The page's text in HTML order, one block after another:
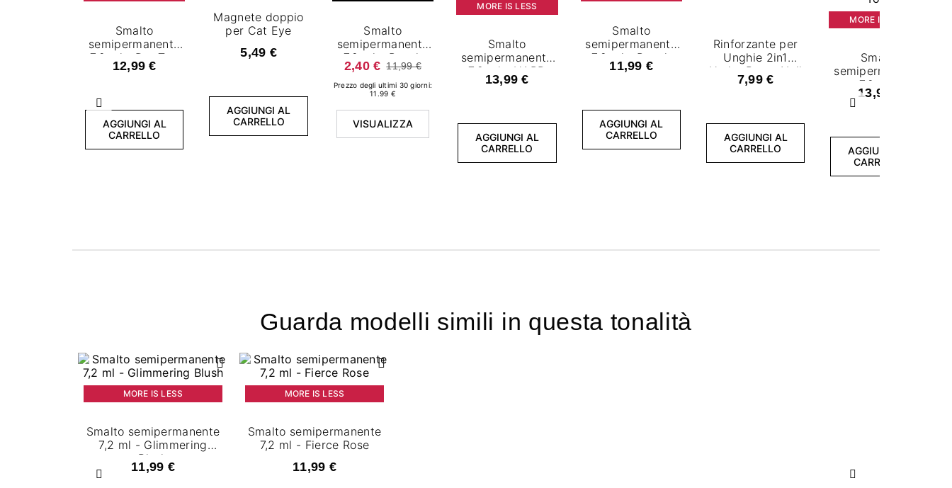
Precedente Successivo
Smalto
semipermanente
7,2 ml - Dry Top
Matte
12,99 €
AGGIUNGI AL
CARRELLO
Magnete doppio
per Cat Eye
5,49 €
AGGIUNGI AL
CARRELLO
Smalto
semipermanente
7,2 ml - Peach
Horizon
2,40 € 11,99 €
Prezzo degli ultimi 30 giorni:
11.99 €
VISUALIZZA
MORE IS LESS
Smalto
semipermanente
7,2 ml - HARD
TOP HIGH
13,99 €
AGGIUNGI AL
CARRELLO
Smalto
semipermanente
7,2 ml - Peach
Glaze
11,99 €
AGGIUNGI AL
CARRELLO
Rinforzante per
Unghie 2in1
Hydro Boost Nail
Hardener &
7,99 €
AGGIUNGI AL
CARRELLO
MORE IS LESS
Smalto
semipermanente
7,2 ml -
Minimalist Color
Base Cloud Tone
13,99 €
AGGIUNGI AL
CARRELLO
Guarda modelli simili in questa tonalità
Precedente Successivo
MORE IS LESS
Smalto semipermanente
7,2 ml - Glimmering
Blush
11,99 €
MORE IS LESS
Smalto semipermanente
7,2 ml - Fierce Rose
11,99 €